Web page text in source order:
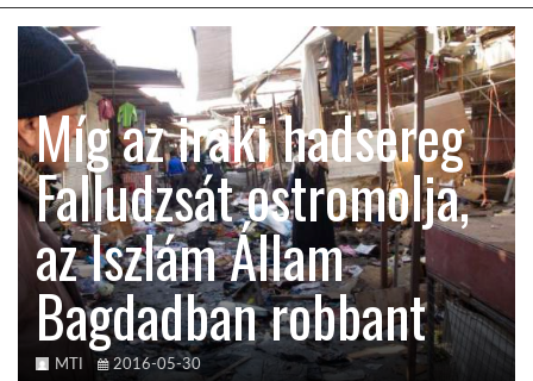
HÍR3D
TROPICALMAGAZIN
GLOBOTV
AFRIKA TUDÁSTÁR
A NAP SZÉPE
Míg az iraki hadsereg
Falludzsát ostromolja,
az Iszlám Állam
Bagdadban robbant
MTI 2016-05-30